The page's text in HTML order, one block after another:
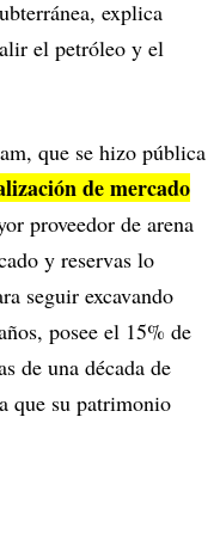
explica
el petróleo y el
que se hizo pública
de mercado
proveedor de arena
y reservas lo
seguir excavando
posee el 15% de
de una década de
que su patrimonio